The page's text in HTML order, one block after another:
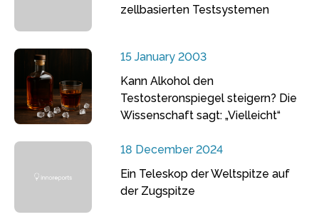
zellbasierten Testsystemen
15 January 2003
Kann Alkohol den
Testosteronspiegel steigern? Die
Wissenschaft sagt: „Vielleicht“
18 December 2024
Ein Teleskop der Weltspitze auf
der Zugspitze